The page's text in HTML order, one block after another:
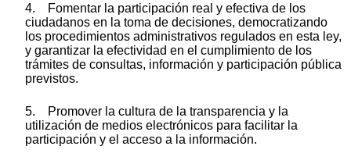
4. Fomentar la participación real y efectiva de los
ciudadanos en la toma de decisiones, democratizando
los procedimientos administrativos regulados en esta ley,
y garantizar la efectividad en el cumplimiento de los
trámites de consultas, información y participación pública
previstos.
5. Promover la cultura de la transparencia y la
utilización de medios electrónicos para facilitar la
participación y el acceso a la información.